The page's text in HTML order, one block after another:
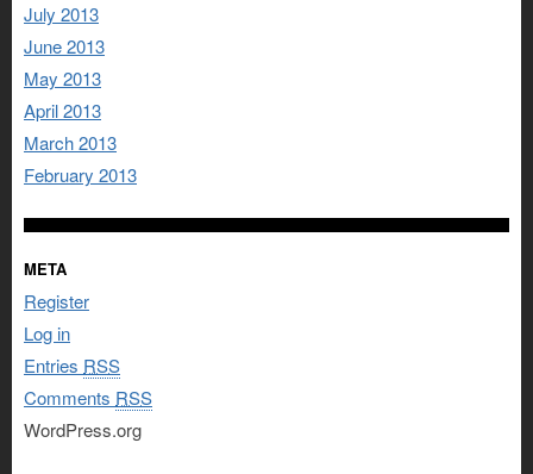
July 2013
June 2013
May 2013
April 2013
March 2013
February 2013
META
Register
Log in
Entries RSS
Comments RSS
WordPress.org